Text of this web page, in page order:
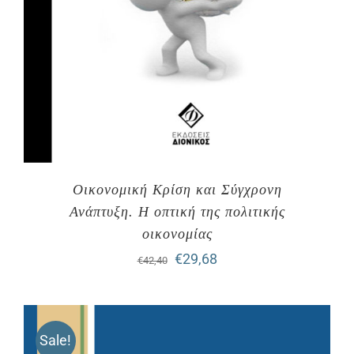
Οικονομική Κρίση και Σύγχρονη
Ανάπτυξη. H οπτική της πολιτικής
οικονομίας
€42,40
Original
€29,68Η
Sale!